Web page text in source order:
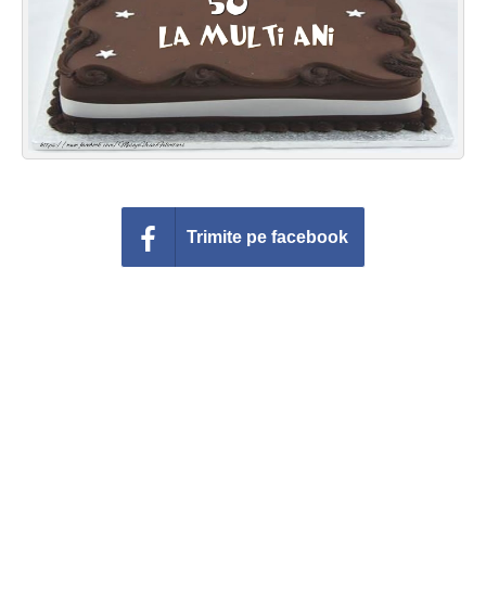
Felicitari zile saptamana
Felicitari muzicale
Felicitari muzicale personalizate
Felicitari animate
Invitatii personalizate
Conecteaza-te
Trimite pe facebook